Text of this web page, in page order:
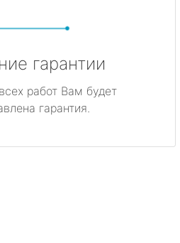
гарантии
работ Вам будет
гарантия.